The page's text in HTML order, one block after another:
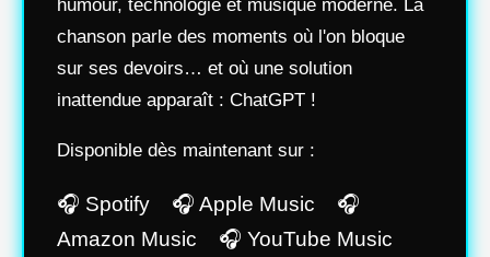
chanson parle des moments où l'on bloque
sur ses devoirs… et où une solution
inattendue apparaît : ChatGPT !
Disponible dès maintenant sur :
🎧 Spotify 🎧 Apple Music 🎧
Amazon Music 🎧 YouTube Music